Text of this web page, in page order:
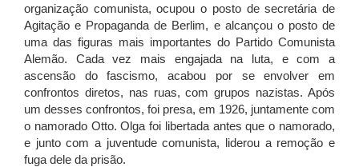
organização comunista, ocupou o posto de secretária de
Agitação e Propaganda de Berlim, e alcançou o posto de
uma das figuras mais importantes do Partido Comunista
Alemão. Cada vez mais engajada na luta, e com a
ascensão do fascismo, acabou por se envolver em
confrontos diretos, nas ruas, com grupos nazistas. Após
um desses confrontos, foi presa, em 1926, juntamente com
o namorado Otto. Olga foi libertada antes que o namorado,
e junto com a juventude comunista, liderou a remoção e
fuga dele da prisão.